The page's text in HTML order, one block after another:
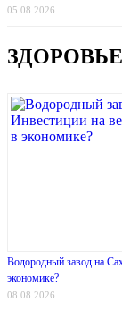
05.08.2026
ЗДОРОВЬЕ
Водородный завод на
экономике?
08.08.2026